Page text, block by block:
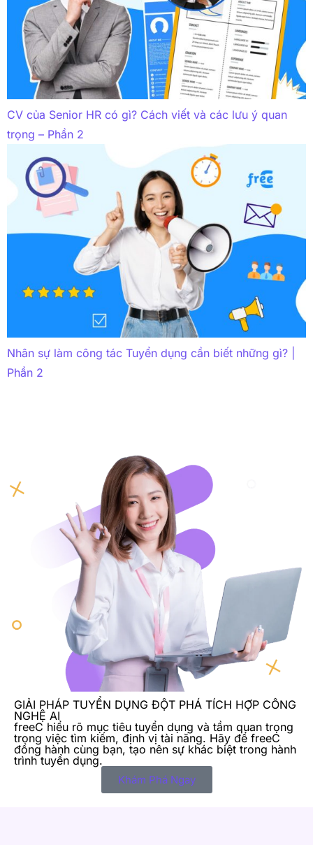
CV của Senior HR có gì? Cách viết và các lưu ý quan
trọng – Phần 2
Nhân sự làm công tác Tuyển dụng cần biết những gì? |
Phần 2
GIẢI PHÁP TUYỂN DỤNG ĐỘT PHÁ TÍCH HỢP CÔNG
NGHỆ AI
freeC hiểu rõ mục tiêu tuyển dụng và tầm quan trọng
trong việc tìm kiếm, định vị tài năng. Hãy để freeC
đồng hành cùng bạn, tạo nên sự khác biệt trong hành
trình tuyển dụng.
Khám Phá Ngay